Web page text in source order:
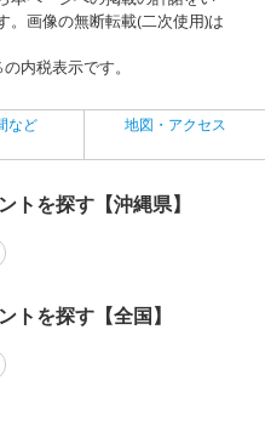
。画像の無断転載(二次使用)は
内税表示です。
など 地図・アクセス
トを探す【沖縄県】
トを探す【全国】